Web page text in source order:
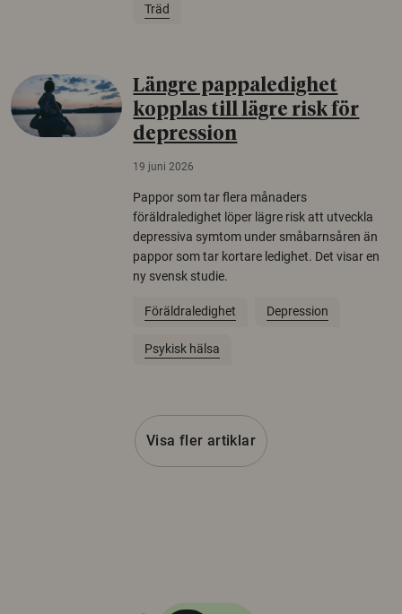
Träd
Längre pappaledighet
kopplas till lägre risk för
depression
19 juni 2026
Pappor som tar flera månaders
föräldraledighet löper lägre risk att utveckla
depressiva symtom under småbarnsåren än
pappor som tar kortare ledighet. Det visar en
ny svensk studie.
Föräldraledighet Depression
Psykisk hälsa
Visa fler artiklar